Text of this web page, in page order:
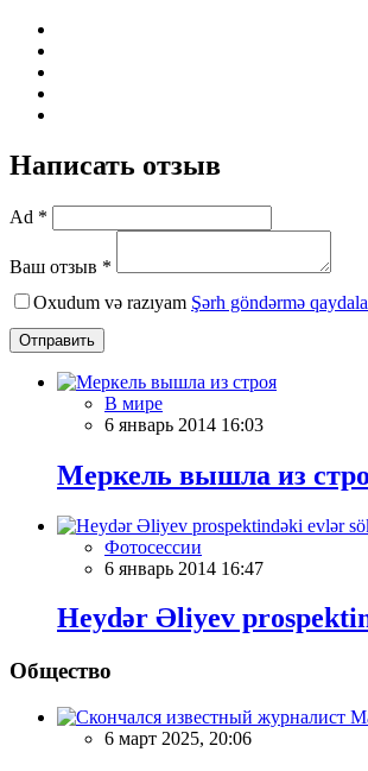
Написать отзыв
Ad *
Ваш отзыв *
Oxudum və razıyam Şərh göndərmə
Отправить
В мире
6 январь 2014 16:03
Меркель вышла из
Фотосессии
6 январь 2014 16:47
Heydər Əliyev
Общество
6 март 2025, 20:06